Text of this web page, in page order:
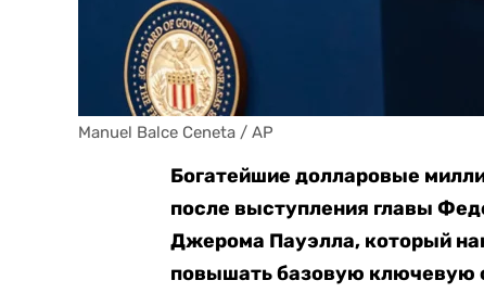
Manuel Balce Ceneta / AP
Богатейшие долларовые
после выступления главы
Джерома Пауэлла, который
повышать базовую ключевую